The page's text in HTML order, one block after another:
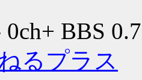
BBS
るプラス